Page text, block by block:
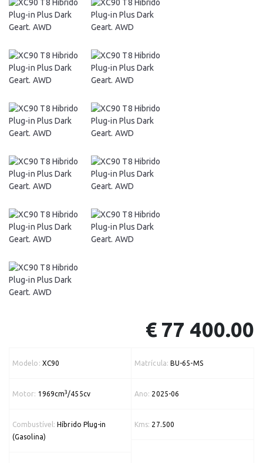
€ 77 400.00
Modelo: XC90 Matrícula: BU-65-MS
Motor: 1969cm3/455cv Ano: 2025-06
Combustível: Híbrido Plug-in
(Gasolina)
Kms: 27.500